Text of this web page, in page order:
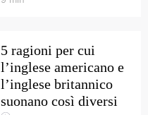
5 ragioni per cui
l’inglese americano e
l’inglese britannico
suonano così diversi